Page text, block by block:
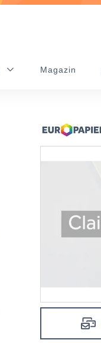
Magazin